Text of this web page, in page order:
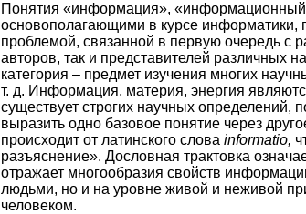
Понятия «информация»,
основополагающими в курсе информатики,
проблемой, связанной в первую очередь с
авторов, так и представителей различных
категория – предмет изучения многих
т. д. Информация, материя, энергия
существует строгих научных определений,
выразить одно базовое понятие через
происходит от латинского слова informatio,
разъяснение». Дословная трактовка
отражает многообразия свойств
людьми, но и на уровне живой и неживой
человеком.